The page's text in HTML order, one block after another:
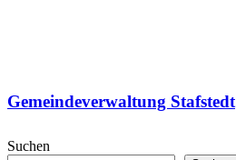
Gemeindeverwaltung Stafstedt
Suchen